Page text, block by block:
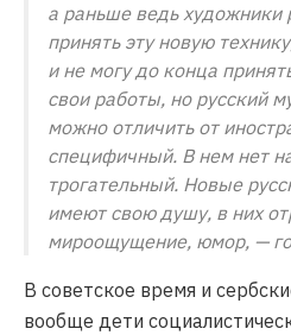
а раньше ведь художники
принять эту новую
и не могу до конца
свои работы, но русский
можно отличить от
специфичный. В нем нет
трогательный. Новые
имеют свою душу, в них
мироощущение, юмор, —
В советское время и
вообще дети